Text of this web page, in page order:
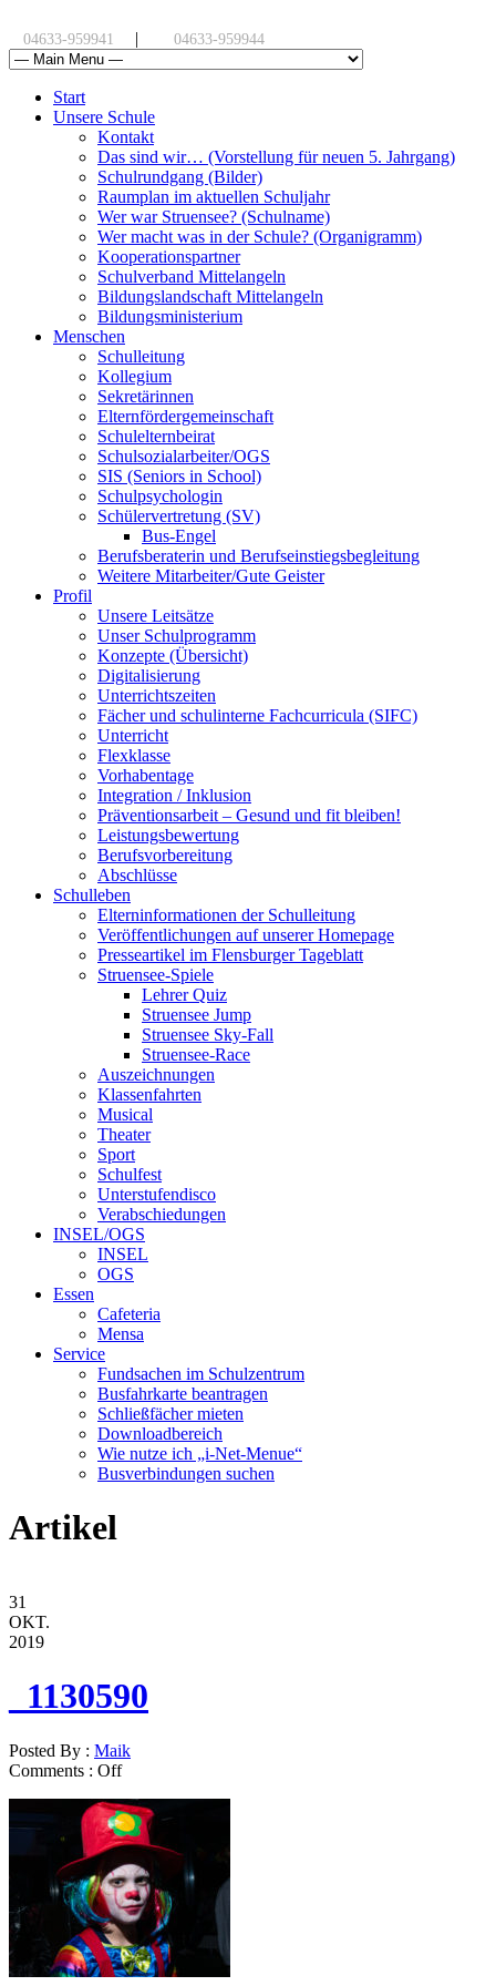
04633-959941 | 04633-959944
Start
Unsere Schule
Kontakt
Das sind wir… (Vorstellung für neuen 5. Jahrgang)
Schulrundgang (Bilder)
Raumplan im aktuellen Schuljahr
Wer war Struensee? (Schulname)
Wer macht was in der Schule? (Organigramm)
Kooperationspartner
Schulverband Mittelangeln
Bildungslandschaft Mittelangeln
Bildungsministerium
Menschen
Schulleitung
Kollegium
Sekretärinnen
Elternfördergemeinschaft
Schulelternbeirat
Schulsozialarbeiter/OGS
SIS (Seniors in School)
Schulpsychologin
Schülervertretung (SV)
Bus-Engel
Berufsberaterin und Berufseinstiegsbegleitung
Weitere Mitarbeiter/Gute Geister
Profil
Unsere Leitsätze
Unser Schulprogramm
Konzepte (Übersicht)
Digitalisierung
Unterrichtszeiten
Fächer und schulinterne Fachcurricula (SIFC)
Unterricht
Flexklasse
Vorhabentage
Integration / Inklusion
Präventionsarbeit – Gesund und fit bleiben!
Leistungsbewertung
Berufsvorbereitung
Abschlüsse
Schulleben
Elterninformationen der Schulleitung
Veröffentlichungen auf unserer Homepage
Presseartikel im Flensburger Tageblatt
Struensee-Spiele
Lehrer Quiz
Struensee Jump
Struensee Sky-Fall
Struensee-Race
Auszeichnungen
Klassenfahrten
Musical
Theater
Sport
Schulfest
Unterstufendisco
Verabschiedungen
INSEL/OGS
INSEL
OGS
Essen
Cafeteria
Mensa
Service
Fundsachen im Schulzentrum
Busfahrkarte beantragen
Schließfächer mieten
Downloadbereich
Wie nutze ich „i-Net-Menue“
Busverbindungen suchen
Artikel
31
OKT.
2019
_1130590
Posted By : Maik
Comments : Off